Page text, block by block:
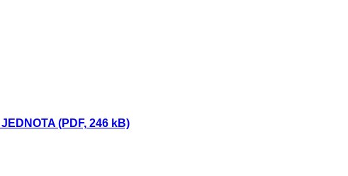
(PDF, 246 kB)